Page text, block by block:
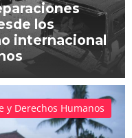
los
internacional
y Derechos Humanos